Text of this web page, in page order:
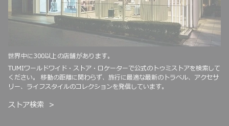
世界中に300以上の店舗があります。
TUMIワールドワイド・ストア・ロケーターで公式のトゥミストアを検索して
ください。 移動の距離に関わらず、旅行に最適な最新のトラベル、アクセサ
リー、ライフスタイルのコレクションを発信しています。
ストア検索